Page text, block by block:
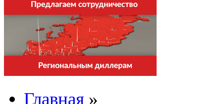
Главная »